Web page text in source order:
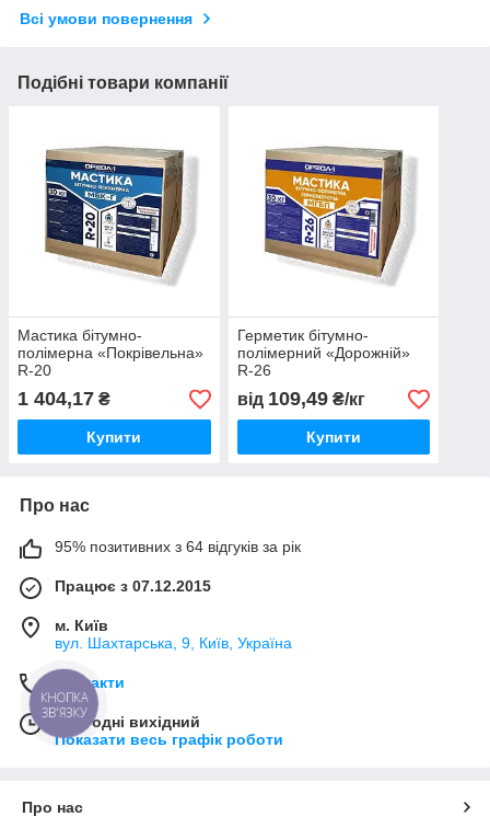
Всі умови повернення
Подібні товари компанії
Мастика бітумно-
полімерна «Покрівельна»
R-20
1 404,17 ₴
Купити
Герметик бітумно-
полімерний «Дорожній»
R-26
від 109,49₴/кг
Купити
Про нас
95% позитивних з 64 відгуків за рік
Працює з 07.12.2015
м. Київ
вул. Шахтарська, 9, Київ, Україна
Контакти
Сьогодні вихідний
Показати весь графік роботи
Про нас
КНОПКА
ЗВ'ЯЗКУ